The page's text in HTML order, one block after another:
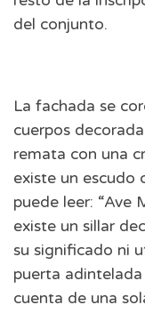
del conjunto.
La fachada se
cuerpos
remata con una
existe un escudo
puede leer: “Ave
existe un sillar
su significado ni
puerta
cuenta de una